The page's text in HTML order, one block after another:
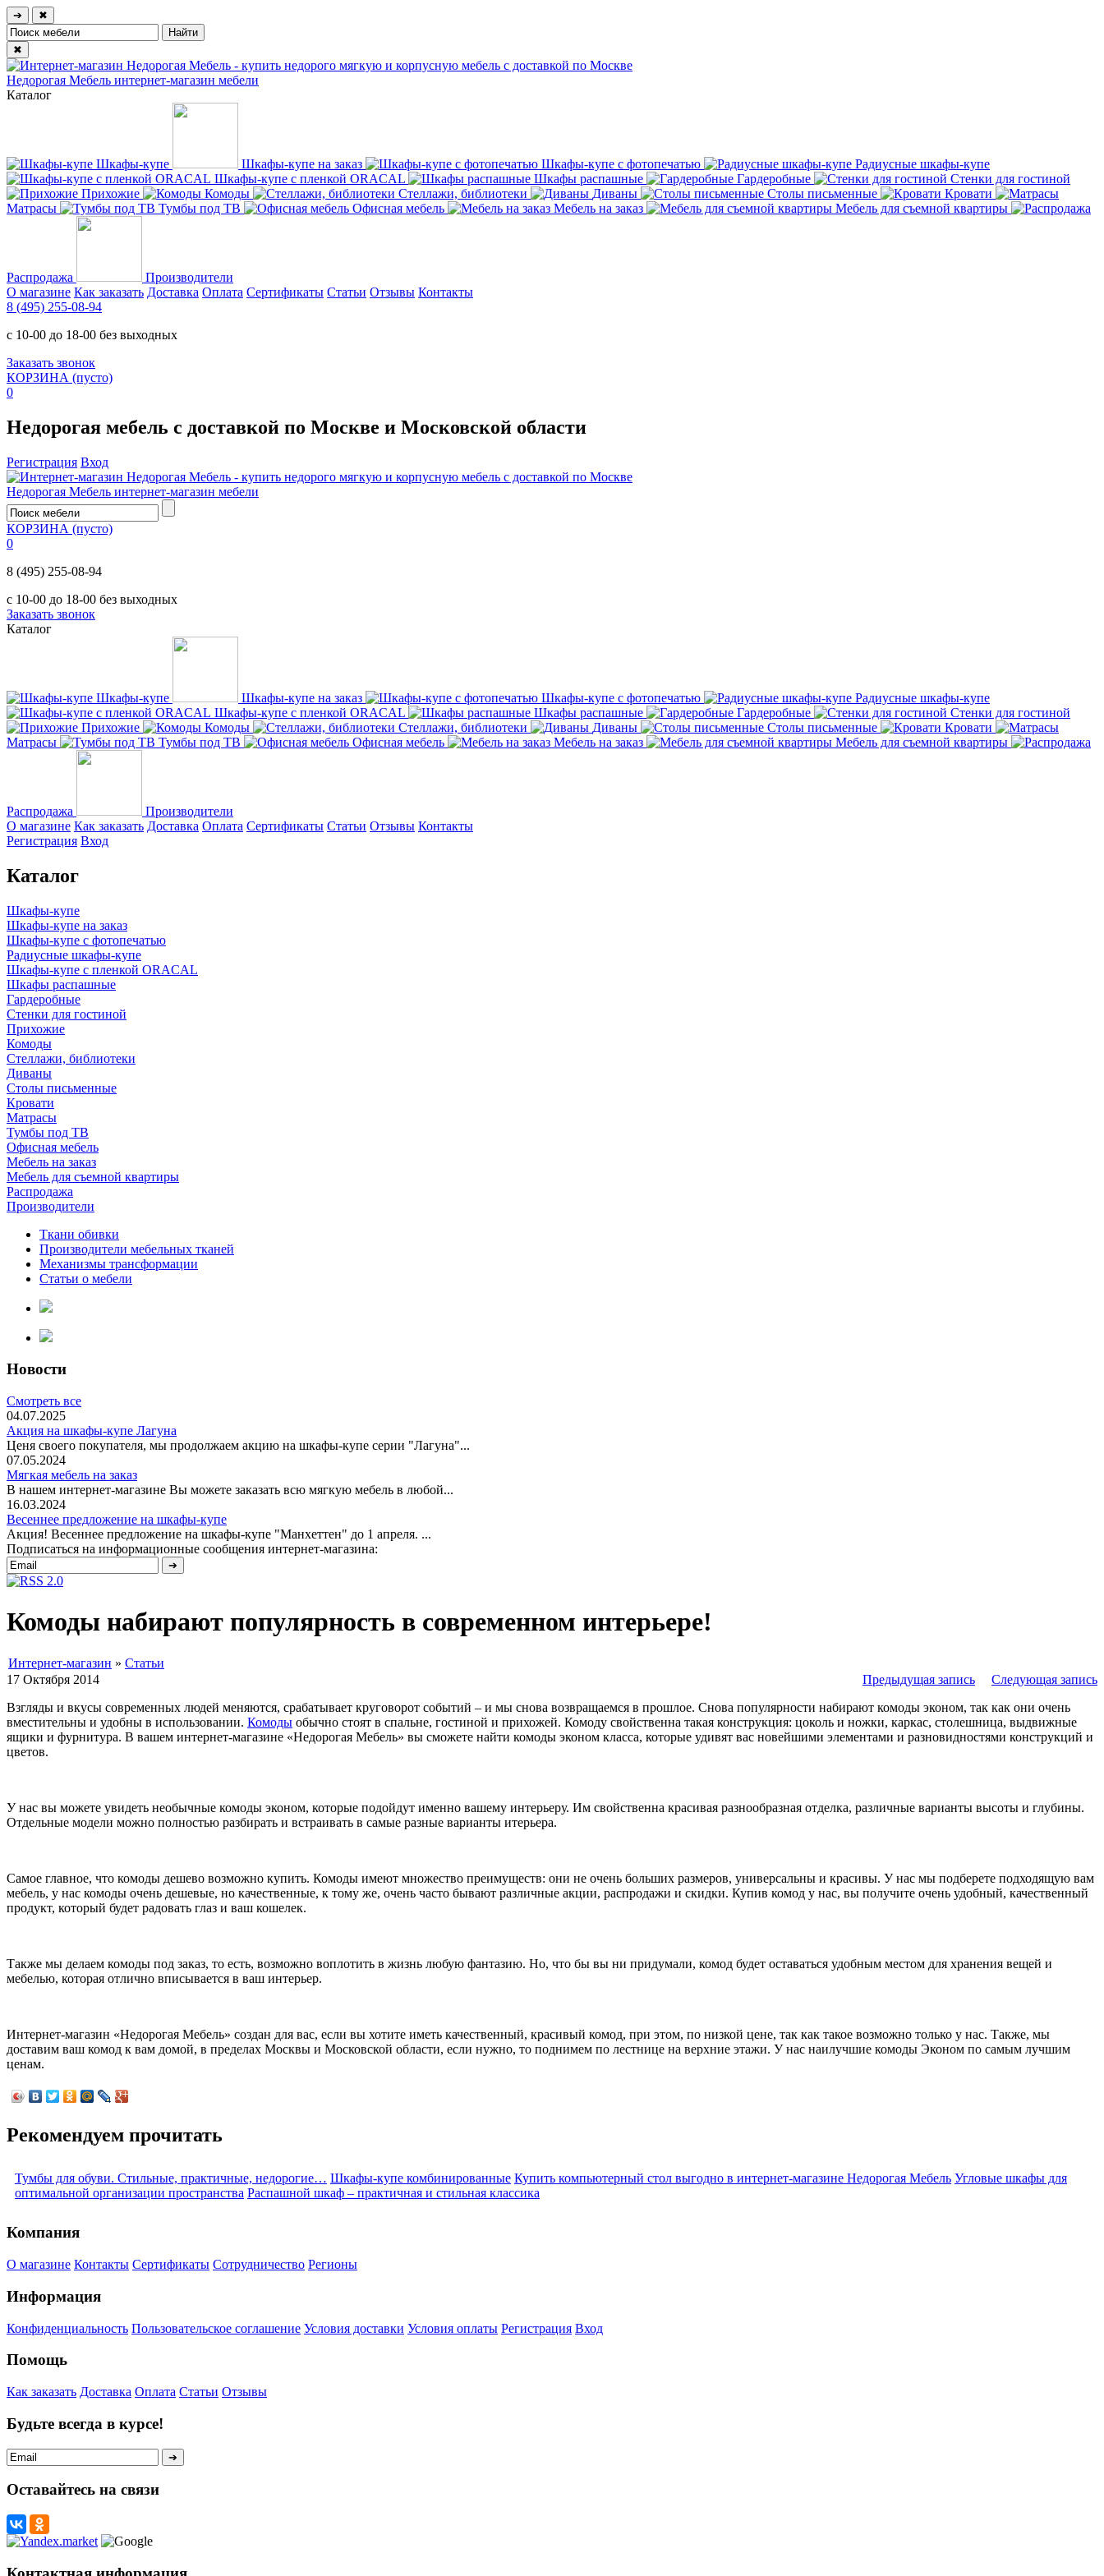
➔ ✖
✖
Недорогая Мебель интернет-магазин мебели
Каталог
Шкафы-купе Шкафы-купе на заказ Шкафы-купе с фотопечатью
Радиусные шкафы-купе
Шкафы-купе с пленкой ORACAL
Шкафы распашные Гардеробные
Стенки для гостиной
Прихожие
Комоды Стеллажи, библиотеки Диваны Столы письменные
Кровати
Матрасы
Тумбы под ТВ Офисная мебель Мебель на заказ Мебель для съемной квартиры
Распродажа
Производители
О магазине Как заказать Доставка Оплата Сертификаты Статьи Отзывы Контакты
8 (495) 255-08-94
с 10-00 до 18-00 без выходных
Заказать звонок
КОРЗИНА (пусто)
0
Недорогая мебель с доставкой по Москве и Московской области
Регистрация Вход
Недорогая Мебель интернет-магазин мебели
КОРЗИНА (пусто)
0
8 (495) 255-08-94
с 10-00 до 18-00 без выходных
Заказать звонок
Каталог
Шкафы-купе Шкафы-купе на заказ Шкафы-купе с фотопечатью
Радиусные шкафы-купе
Шкафы-купе с пленкой ORACAL
Шкафы распашные Гардеробные
Стенки для гостиной
Прихожие
Комоды Стеллажи, библиотеки Диваны Столы письменные
Кровати
Матрасы
Тумбы под ТВ Офисная мебель Мебель на заказ Мебель для съемной квартиры
Распродажа
Производители
О магазине Как заказать Доставка Оплата Сертификаты Статьи Отзывы Контакты
Регистрация Вход
Каталог
Шкафы-купе
Шкафы-купе на заказ
Шкафы-купе с фотопечатью
Радиусные шкафы-купе
Шкафы-купе с пленкой ORACAL
Шкафы распашные
Гардеробные
Стенки для гостиной
Прихожие
Комоды
Стеллажи, библиотеки
Диваны
Столы письменные
Кровати
Матрасы
Тумбы под ТВ
Офисная мебель
Мебель на заказ
Мебель для съемной квартиры
Распродажа
Производители
Ткани обивки
Производители мебельных тканей
Механизмы трансформации
Статьи о мебели
Новости
Смотреть все
04.07.2025
Акция на шкафы-купе Лагуна
Ценя своего покупателя, мы продолжаем акцию на шкафы-купе серии "Лагуна"...
07.05.2024
Мягкая мебель на заказ
В нашем интернет-магазине Вы можете заказать всю мягкую мебель в любой...
16.03.2024
Весеннее предложение на шкафы-купе
Акция! Весеннее предложение на шкафы-купе "Манхеттен" до 1 апреля. ...
Подписаться на информационные сообщения интернет-магазина:
Комоды набирают популярность в современном интерьере!
Интернет-магазин » Статьи
Предыдущая запись
Следующая запись
17 Октября 2014
Взгляды и вкусы современных людей меняются, срабатывает круговорот событий – и мы снова возвращаемся в прошлое. Снова популярности набирают комоды эконом, так как они очень
вместительны и удобны в использовании. Комоды обычно стоят в спальне, гостиной и прихожей. Комоду свойственна такая конструкция: цоколь и ножки, каркас, столешница, выдвижные
ящики и фурнитура. В вашем интернет-магазине «Недорогая Мебель» вы сможете найти комоды эконом класса, которые удивят вас новейшими элементами и разновидностями конструкций и
цветов.
У нас вы можете увидеть необычные комоды эконом, которые подойдут именно вашему интерьеру. Им свойственна красивая разнообразная отделка, различные варианты высоты и глубины.
Отдельные модели можно полностью разбирать и встраивать в самые разные варианты итерьера.
Самое главное, что комоды дешево возможно купить. Комоды имеют множество преимуществ: они не очень больших размеров, универсальны и красивы. У нас мы подберете подходящую вам
мебель, у нас комоды очень дешевые, но качественные, к тому же, очень часто бывают различные акции, распродажи и скидки. Купив комод у нас, вы получите очень удобный, качественный
продукт, который будет радовать глаз и ваш кошелек.
Также мы делаем комоды под заказ, то есть, возможно воплотить в жизнь любую фантазию. Но, что бы вы ни придумали, комод будет оставаться удобным местом для хранения вещей и
мебелью, которая отлично вписывается в ваш интерьер.
Интернет-магазин «Недорогая Мебель» создан для вас, если вы хотите иметь качественный, красивый комод, при этом, по низкой цене, так как такое возможно только у нас. Также, мы
доставим ваш комод к вам домой, в пределах Москвы и Московской области, если нужно, то поднимем по лестнице на верхние этажи. У нас наилучшие комоды Эконом по самым лучшим
ценам.
Рекомендуем прочитать
Тумбы для обуви. Стильные, практичные, недорогие… Шкафы-купе комбинированные Купить компьютерный стол выгодно в интернет-магазине Недорогая Мебель Угловые шкафы для
оптимальной организации пространства Распашной шкаф – практичная и стильная классика
Компания
О магазине Контакты Сертификаты Сотрудничество Регионы
Информация
Конфиденциальность Пользовательское соглашение Условия доставки Условия оплаты Регистрация Вход
Помощь
Как заказать Доставка Оплата Статьи Отзывы
Будьте всегда в курсе!
Оставайтесь на связи